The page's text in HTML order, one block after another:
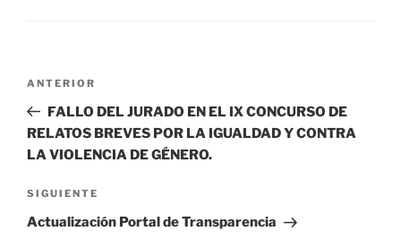
entradas
Entrada
anterior:
ANTERIOR
FALLO DEL JURADO EN EL IX CONCURSO DE
RELATOS BREVES POR LA IGUALDAD Y CONTRA
LA VIOLENCIA DE GÉNERO.
Siguiente
entrada
SIGUIENTE
Actualización Portal de Transparencia